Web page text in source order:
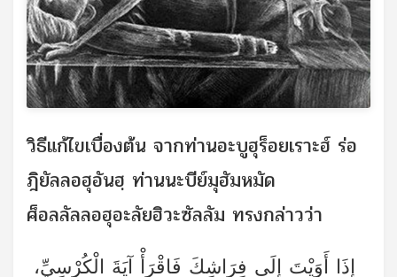
วิธีแก้ไขเบื่องต้น จากท่านอะบูฮุร็อยเราะฮ์ ร่อ
ฎิยัลลอฮุอันฮฺ ท่านนะบีย์มุฮัมหมัด
ศ็อลลัลลอฮุอะลัยฮิวะซัลลัม ทรงกล่าวว่า